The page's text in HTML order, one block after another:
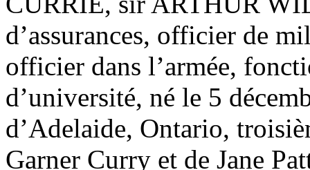
d’assurances, officier de
officier dans l’armée,
d’université, né le 5
d’Adelaide, Ontario,
Garner Curry et de Jane